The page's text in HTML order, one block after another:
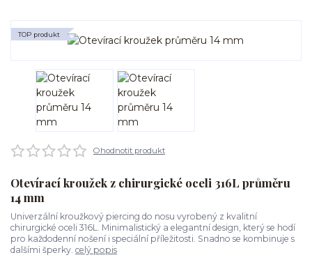
TOP produkt
Ohodnotit produkt
Otevírací kroužek z chirurgické oceli 316L průměru
14 mm
Univerzální kroužkový piercing do nosu vyrobený z kvalitní
chirurgické oceli 316L. Minimalistický a elegantní design, který se hodí
pro každodenní nošení i speciální příležitosti. Snadno se kombinuje s
dalšími šperky. celý popis